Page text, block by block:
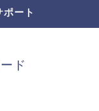
ート
ド